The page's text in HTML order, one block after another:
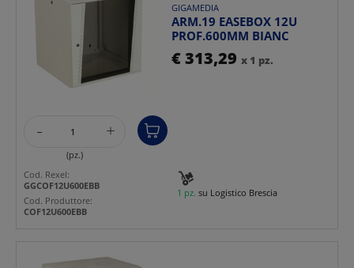
GIGAMEDIA
ARM.19 EASEBOX 12U
PROF.600MM BIANC
€ 313,29 x 1 pz.
- +
(pz.)
1 pz. su Logistico Brescia
Cod. Rexel:
GGCOF12U600EBB
Cod. Produttore:
COF12U600EBB